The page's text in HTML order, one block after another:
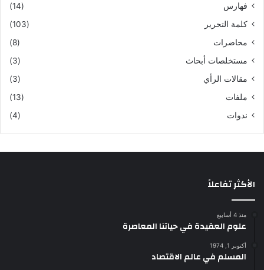
فهارس
(14)
كلمة التحرير
(103)
محاضرات
(8)
مستخلصات أبحاث
(3)
مقالات الرأي
(3)
ملفات
(13)
ندوات
(4)
الأكثر تفاعلاً
منذ 4 أسابيع
علوم العقيدة في حياتنا المعاصرة
أكتوبر 1, 1974
المسلم في عالم الاقتصاد